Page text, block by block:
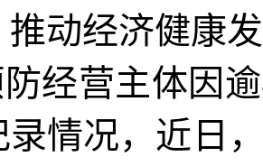
动经济健康
营主体因逾
录情况，近日